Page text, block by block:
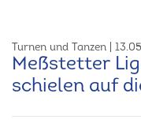
Turnen und Tanzen
Meßstetter
schielen auf